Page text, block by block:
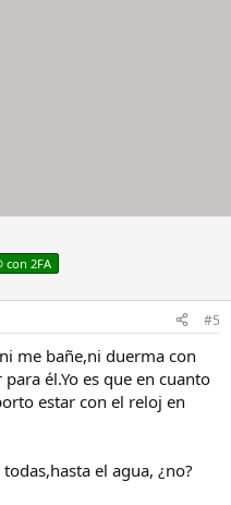
con 2FA
#5
me bañe,ni duerma con
él.Yo es que en cuanto
estar con el reloj en
el agua, ¿no?